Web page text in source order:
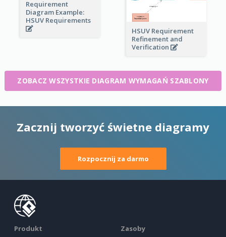
Requirement
Diagram Example:
HSUV Requirements
HSUV Requirement
Refinement and
Verification
ZOBACZ WSZYSTKIE DIAGRAM WYMAGAŃ SZABLONY
Zacznij tworzyć świetne diagramy
Rozpocznij za darmo
Produkt Zasoby